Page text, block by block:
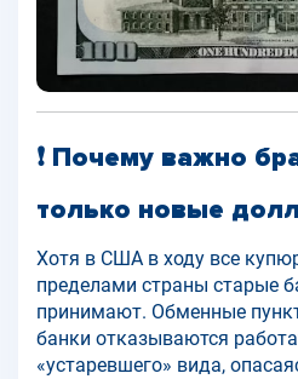
❗ Почему важно
только новые
Хотя в США в ходу все
пределами страны старые
принимают. Обменные
банки отказываются
«устаревшего» вида,